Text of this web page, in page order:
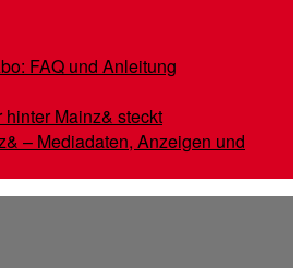
FAQ und Anleitung
Mainz& steckt
– Mediadaten, Anzeigen und